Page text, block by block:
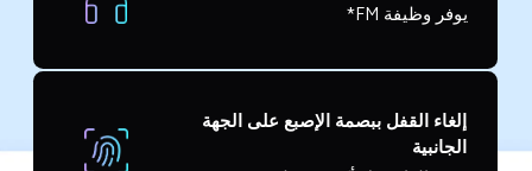
يوفر وظيفة FM*
إلغاء القفل ببصمة الإصبع على الجهة
الجانبية